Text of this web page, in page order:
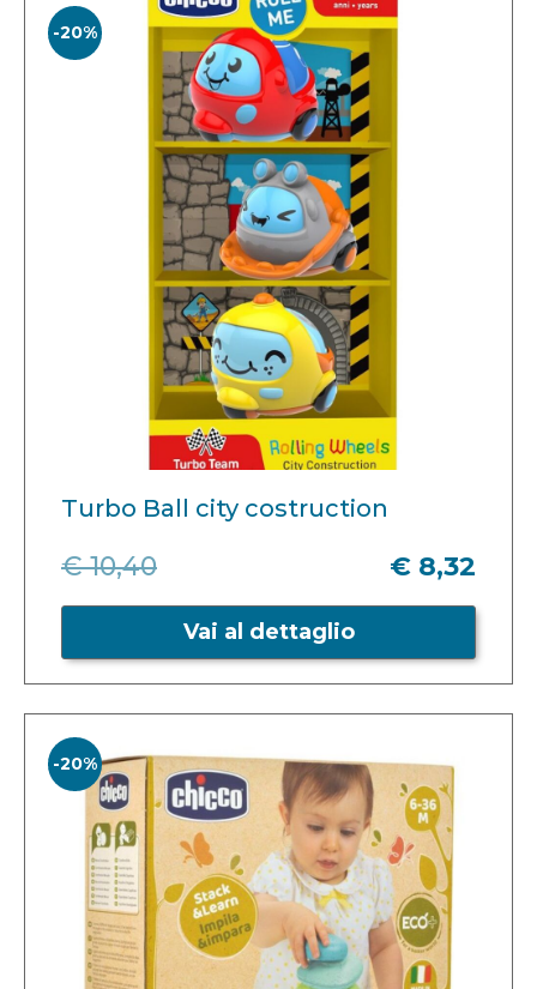
-20%
Turbo Ball city costruction
€ 10,40 € 8,32
Vai al dettaglio
-20%